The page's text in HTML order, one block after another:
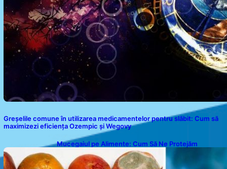
Greșelile comune în utilizarea medicamentelor pentru slăbit: Cum să
maximizezi eficiența Ozempic și Wegovy
Mucegaiul pe Alimente: Cum Să Ne Protejăm